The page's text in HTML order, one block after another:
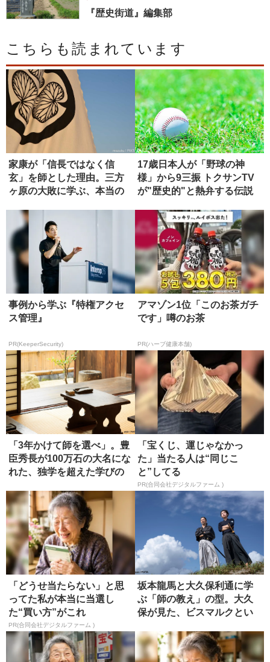
『歴史街道』編集部
こちらも読まれています
家康が「信長ではなく信
玄」を師とした理由。三方
ヶ原の大敗に学ぶ、本当の
17歳日本人が「野球の神
様」から9三振 トクサンTV
が"歴史的"と熱弁する伝説
事例から学ぶ『特権アクセ
ス管理』
PR(KeeperSecurity)
アマゾン1位「このお茶ガチ
です」噂のお茶
PR(ハーブ健康本舗)
「3年かけて師を選べ」。豊
臣秀長が100万石の大名にな
れた、独学を超えた学びの
「宝くじ、運じゃなかっ
た」当たる人は“同じこ
と”してる
PR(合同会社デジタルファーム )
「どうせ当たらない」と思
ってた私が本当に当選し
た“買い方”がこれ
PR(合同会社デジタルファーム )
坂本龍馬と大久保利通に学
ぶ「師の教え」の型。大久
保が見た、ビスマルクとい